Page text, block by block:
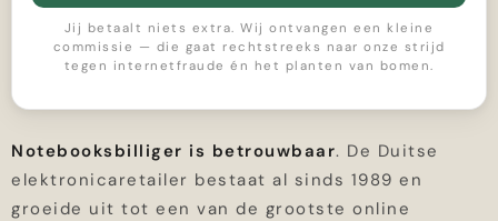
Jij betaalt niets extra. Wij ontvangen een kleine
commissie — die gaat rechtstreeks naar onze strijd
tegen internetfraude én het planten van bomen.
Notebooksbilliger is betrouwbaar. De Duitse
elektronicaretailer bestaat al sinds 1989 en
groeide uit tot een van de grootste online